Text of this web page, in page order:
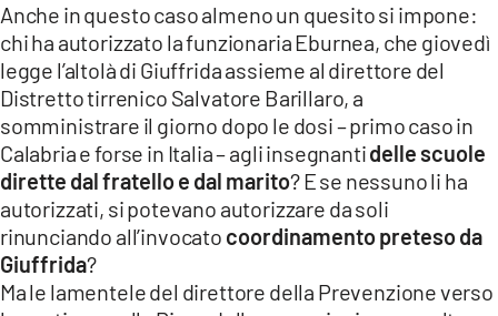
Anche in questo caso almeno un quesito si impone:
chi ha autorizzato la funzionaria Eburnea, che giovedì
legge l’altolà di Giuffrida assieme al direttore del
Distretto tirrenico Salvatore Barillaro, a
somministrare il giorno dopo le dosi – primo caso in
Calabria e forse in Italia – agli insegnantidelle scuole
dirette dal fratello e dal marito? E se nessuno li ha
autorizzati, si potevano autorizzare da soli
rinunciando all’invocato coordinamento preteso da
Giuffrida?
Ma le lamentele del direttore della Prevenzione verso